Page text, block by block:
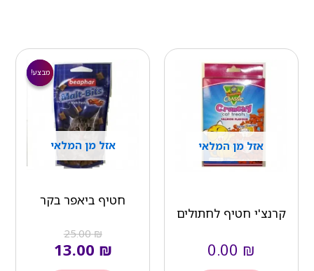
אזל מן המלאי
קרנצ'י חטיף לחתולים
₪
מבצע!
אזל מן המלאי
מבצע!
חטיף ביאפר בקר
₪
25.00
המחיר
המקורי
היה:
₪ 25.00.
₪
המחיר
הנוכחי
הוא:
₪ 13.00.